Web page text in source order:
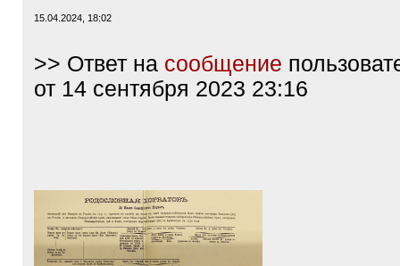
15.04.2024, 18:02
>> Ответ на сообщение
от 14 сентября 2023 23:16